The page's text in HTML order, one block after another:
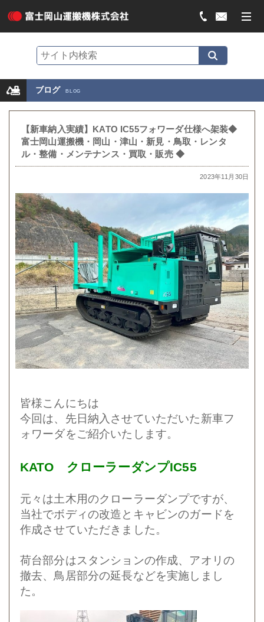
ブログ BLOG
【新車納入実績】KATO IC55フォワーダ仕様へ架装◆
富士岡山運搬機・岡山・津山・新見・鳥取・レンタ
ル・整備・メンテナンス・買取・販売 ◆
2023年11月30日
皆様こんにちは
今回は、先日納入させていただいた新車フ
ォワーダをご紹介いたします。
KATO クローラーダンプIC55
元々は土木用のクローラーダンプですが、
当社でボディの改造とキャビンのガードを
作成させていただきました。
荷台部分はスタンションの作成、アオリの
撤去、鳥居部分の延長などを実施しまし
た。